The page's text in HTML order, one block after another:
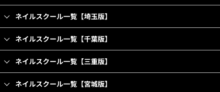
ネイルスクール一覧【埼玉版】
ネイルスクール一覧【千葉版】
ネイルスクール一覧【三重版】
ネイルスクール一覧【宮城版】